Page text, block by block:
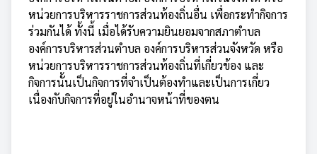
หน่วยการบริหารราชการส่วนท้องถิ่นอื่น เพื่อกระทำกิจการ
ร่วมกันได้ ทั้งนี้ เมื่อได้รับความยินยอมจากสภาตำบล
องค์การบริหารส่วนตำบล องค์การบริหารส่วนจังหวัด หรือ
หน่วยการบริหารราชการส่วนท้องถิ่นที่เกี่ยวข้อง และ
กิจการนั้นเป็นกิจการที่จำเป็นต้องทำและเป็นการเกี่ยว
เนื่องกับกิจการที่อยู่ในอำนาจหน้าที่ของตน